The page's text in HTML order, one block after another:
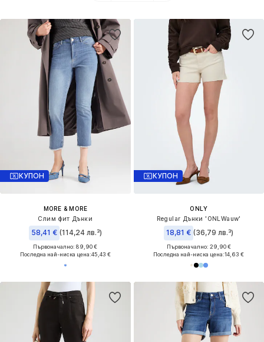
КУПОН
MORE & MORE
Слим фит Дънки
58,41 € (114,24 лв.³)
Първоначално: 89,90 €
Последна най-ниска цена:45,43 €
КУПОН
ONLY
Regular Дънки 'ONLWauw'
18,81 € (36,79 лв.³)
Първоначално: 29,90 €
Последна най-ниска цена:14,63 €